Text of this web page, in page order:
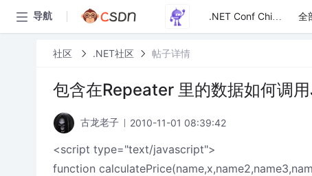
导航 .NET Conf China 全
社区 .NET社区 帖子详情
包含在Repeater 里的数据如何调
古龙老子 2010-11-01 08:39:42
<script type="text/javascript">
function